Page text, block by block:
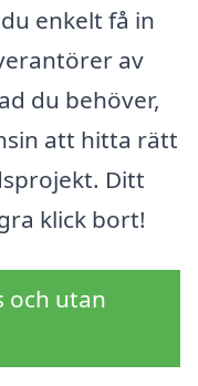
enkelt få in
av
du behöver,
att hitta rätt
Ditt
klick bort!
och utan